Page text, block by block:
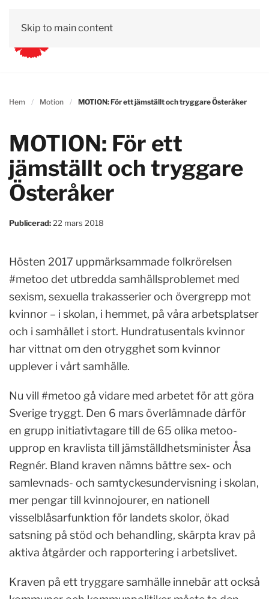
Skip to main content
Hem Motion MOTION: För ett jämställt och tryggare Österåker
MOTION: För ett
jämställt och tryggare
Österåker
Publicerad: 22 mars 2018
Hösten 2017 uppmärksammade folkrörelsen
#metoo det utbredda samhällsproblemet med
sexism, sexuella trakasserier och övergrepp mot
kvinnor – i skolan, i hemmet, på våra arbetsplatser
och i samhället i stort. Hundratusentals kvinnor
har vittnat om den otrygghet som kvinnor
upplever i vårt samhälle.
Nu vill #metoo gå vidare med arbetet för att göra
Sverige tryggt. Den 6 mars överlämnade därför
en grupp initiativtagare till de 65 olika metoo-
upprop en kravlista till jämställdhetsminister Åsa
Regnér. Bland kraven nämns bättre sex- och
samlevnads- och samtyckesundervisning i skolan,
mer pengar till kvinnojourer, en nationell
visselblåsarfunktion för landets skolor, ökad
satsning på stöd och behandling, skärpta krav på
aktiva åtgärder och rapportering i arbetslivet.
Kraven på ett tryggare samhälle innebär att också